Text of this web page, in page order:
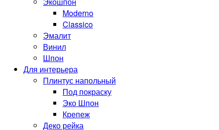
Moderno
Classico
Эмалит
Винил
Шпон
Для интерьера
Плинтус напольный
Под покраску
Эко Шпон
Крепеж
Деко рейка